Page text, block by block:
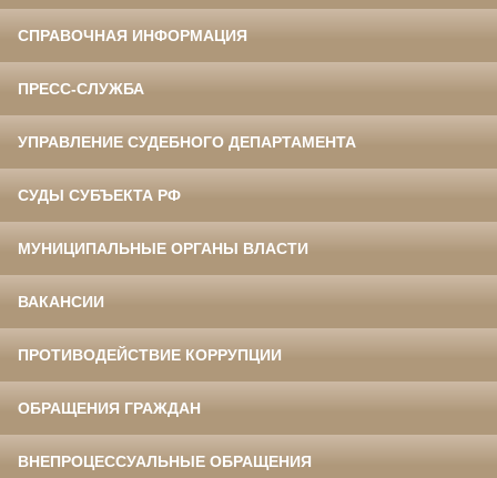
СПРАВОЧНАЯ ИНФОРМАЦИЯ
ПРЕСС-СЛУЖБА
УПРАВЛЕНИЕ СУДЕБНОГО ДЕПАРТАМЕНТА
СУДЫ СУБЪЕКТА РФ
МУНИЦИПАЛЬНЫЕ ОРГАНЫ ВЛАСТИ
ВАКАНСИИ
ПРОТИВОДЕЙСТВИЕ КОРРУПЦИИ
ОБРАЩЕНИЯ ГРАЖДАН
ВНЕПРОЦЕССУАЛЬНЫЕ ОБРАЩЕНИЯ